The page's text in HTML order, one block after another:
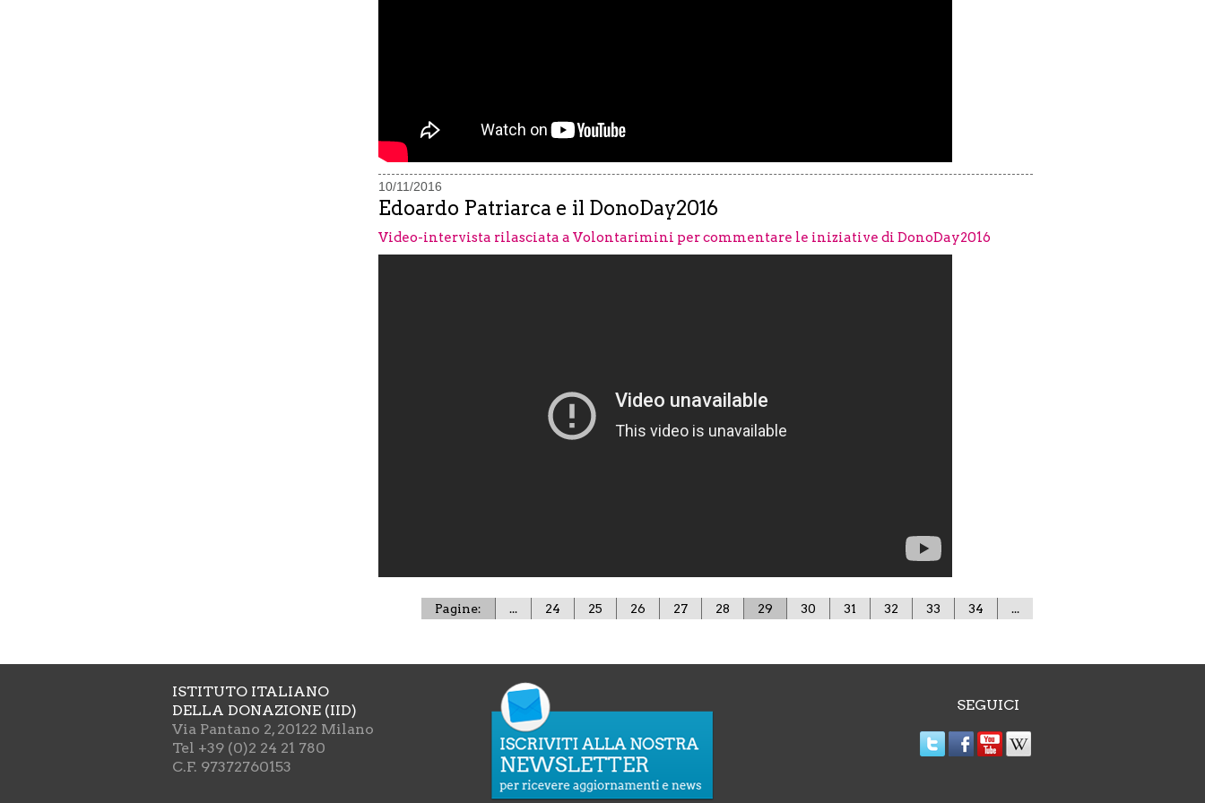
10/11/2016
Edoardo Patriarca e il DonoDay2016
Video-intervista rilasciata a Volontarimini per commentare le iniziative di DonoDay2016
Pagine: ... 24 25 26 27 28 29 30 31 32 33 34 ...
ISTITUTO ITALIANO
DELLA DONAZIONE (IID)
Via Pantano 2, 20122 Milano
Tel +39 (0)2 24 21 780
C.F. 97372760153
SEGUICI